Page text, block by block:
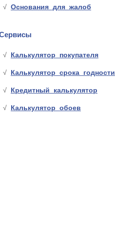
Основания для жалоб
Калькулятор покупателя
Калькулятор срока годности
Кредитный калькулятор
Калькулятор обоев